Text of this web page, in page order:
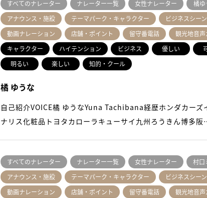
すべてのナレーター ナレーター一覧 女性ナレーター
橘ゆ
アナウンス・施設
テーマパーク・キャラクター
ビジネスシーン
動画ナレーション
店舗・ポイント 留守番電話
観光地音声
キャラクター
ハイテンション ビジネス 優しい
明るい
楽しい 知的・クール
橘 ゆうな
自己紹介VOICE橘 ゆうなYuna Tachibana経歴ホンダカーズ
ナリス化粧品トヨタカローラキューサイ九州ろうきん博多
すべてのナレーター ナレーター一覧 女性ナレーター
村口
アナウンス・施設
テーマパーク・キャラクター
ビジネスシーン
動画ナレーション
店舗・ポイント 留守番電話
観光地音声